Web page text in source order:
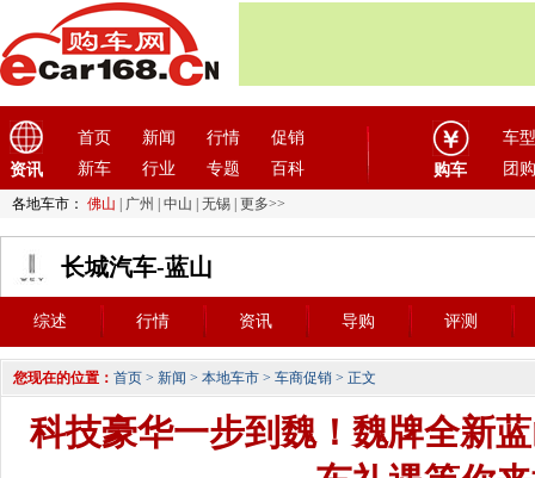
资讯
首页 新闻 行情
促销
新车
行业 专题 百科 购车
车型
团购
各地车市： 佛山 广州 中山 无锡 更多>>
长城汽车-蓝山
综述 行情 资讯 导购 评测
您现在的位置： 首页 > 新闻 > 本地车市 > 车商促销 > 正文
科技豪华一步到魏！魏牌全新